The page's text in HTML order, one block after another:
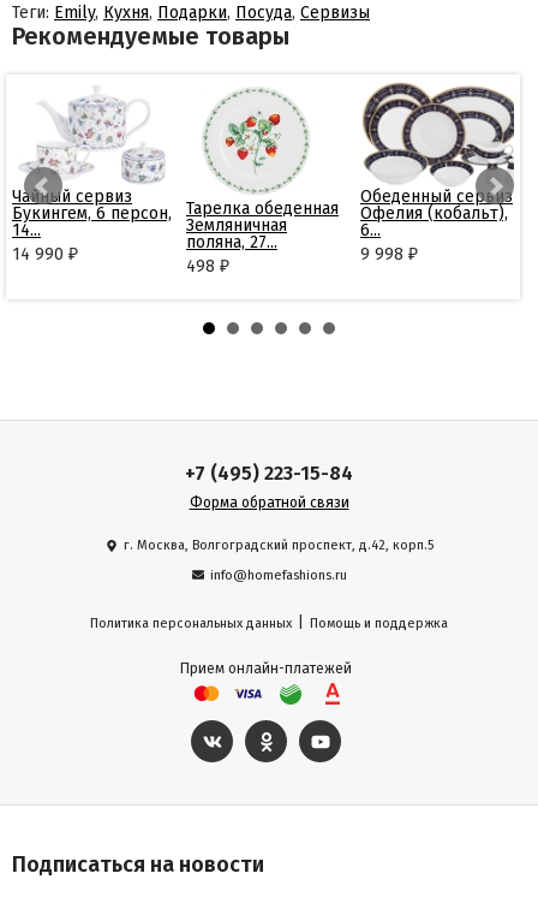
Теги: Emily, Кухня, Подарки, Посуда, Сервизы
Рекомендуемые товары
Чайный сервиз
Букингем, 6 персон,
14...
14 990 ₽
Тарелка обеденная
Земляничная
поляна, 27...
498 ₽
Обеденный сервиз
Офелия (кобальт),
6...
9 998 ₽
+7 (495) 223-15-84
Форма обратной связи
г. Москва, Волгоградский проспект, д.42, корп.5
info@homefashions.ru
Политика персональных данных Помощь и поддержка
Прием онлайн-платежей
Подписаться на новости